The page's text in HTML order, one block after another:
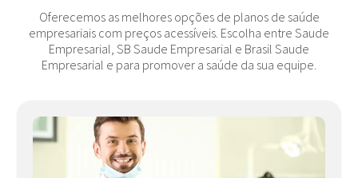
Oferecemos as melhores opções de planos de saúde
empresariais com preços acessíveis. Escolha entre Saude
Empresarial, SB Saude Empresarial e Brasil Saude
Empresarial e para promover a saúde da sua equipe.